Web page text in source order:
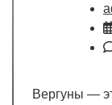
Вергуны —